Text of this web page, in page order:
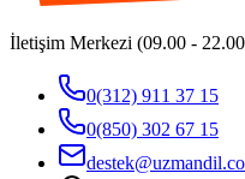
İletişim Merkezi (09.00 -
0(312) 911 37 15
0(850) 302 67 15